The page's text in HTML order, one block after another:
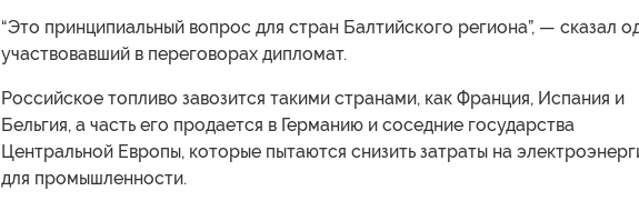
“Это принципиальный вопрос для стран Балтийского региона”, — сказал
участвовавший в переговорах дипломат.
Российское топливо завозится такими странами, как Франция, Испания и
Бельгия, а часть его продается в Германию и соседние государства
Центральной Европы, которые пытаются снизить затраты на
для промышленности.